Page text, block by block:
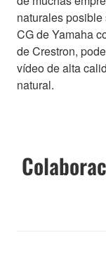
naturales
CG de Yamaha
de Crestron,
vídeo de alta
natural.